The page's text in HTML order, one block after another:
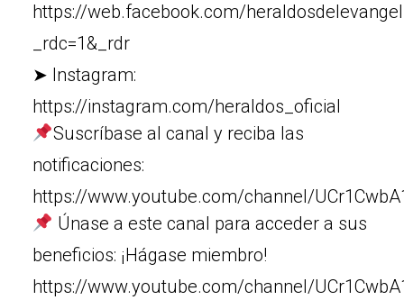
https://web.facebook.com/
_rdc=1&_rdr
➤ Instagram:
https://instagram.com/heraldos_oficial
Suscríbase al canal y reciba las
notificaciones:
https://www.youtube.com/channel/
Únase a este canal para acceder a sus
beneficios: ¡Hágase miembro!
https://www.youtube.com/channel/